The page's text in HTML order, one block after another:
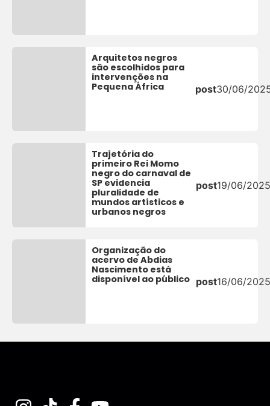
Arquitetos negros
são escolhidos para
intervenções na
Pequena África
post30/06/
Trajetória do
primeiro Rei Momo
negro do carnaval de
SP evidencia
pluralidade de
mundos artísticos e
urbanos negros
post19/06/
Organização do
acervo de Abdias
Nascimento está
disponível ao público post16/06/